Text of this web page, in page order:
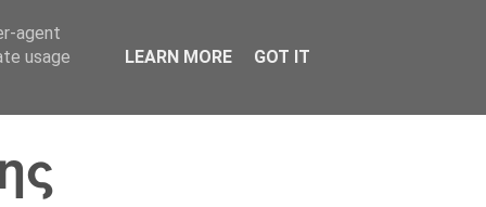
Σ.Α. Επικοινωνία Κόσμος
agent
usage
LEARN MORE GOT IT